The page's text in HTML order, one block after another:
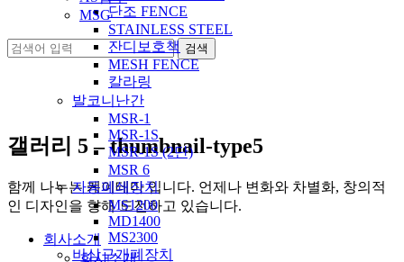
단조 FENCE
STAINLESS STEEL
잔디보호책
MESH FENCE
칼라링
발코니난간
MSR-1
MSR-1S
MSR-1S (2단)
MSR 6
자동폐쇄장치
MS1200
MD1400
MS2300
비상구개폐장치
MSG
갤러리 5 – thumbnail-type5
함께 나누는 케이테마 입니다. 언제나 변화와 차별화, 창의적
인 디자인을 향해 도전하고 있습니다.
회사소개
회사소개